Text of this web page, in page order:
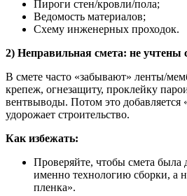
Пироги стен/кровли/пола;
Ведомость материалов;
Схему инженерных проходок.
2) Неправильная смета: не
В смете часто «забывают» ленты/
крепеж, огнезащиту, проклейку
вентвыводы. Потом это добавляется
удорожает строительство.
Как избежать:
Проверяйте, чтобы смета была
именно технологию сборки, а
пленка».